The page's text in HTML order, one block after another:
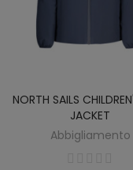
NORTH SAILS
JACKET
Abbigliamento